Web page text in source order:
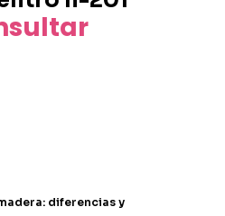
producto
diferencias y